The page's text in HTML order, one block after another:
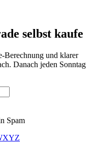
selbst kaufe
Berechnung und klarer
Danach jeden Sonntag
Spam
XYZ